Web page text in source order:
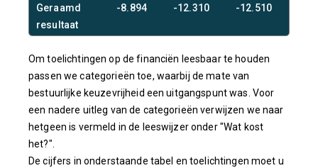
Geraamd
resultaat
-8.894 -12.310 -12.510
Om toelichtingen op de financiën leesbaar te houden
passen we categorieën toe, waarbij de mate van
bestuurlijke keuzevrijheid een uitgangspunt was. Voor
een nadere uitleg van de categorieën verwijzen we naar
hetgeen is vermeld in de leeswijzer onder "Wat kost
het?".
De cijfers in onderstaande tabel en toelichtingen moet u